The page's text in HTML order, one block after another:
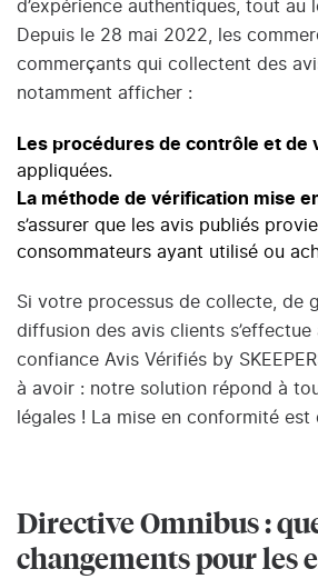
d’expérience authentiques, tout au
Depuis le 28 mai 2022, les
commerçants qui collectent des
notamment afficher :
Les procédures de contrôle et de
appliquées.
La méthode de vérification mise
s’assurer que les avis publiés
consommateurs ayant utilisé ou
Si votre processus de collecte, de
diffusion des avis clients
confiance Avis Vérifiés by
à avoir : notre solution répond à
légales ! La mise en conformité est
Directive Omnibus :
changements pour les